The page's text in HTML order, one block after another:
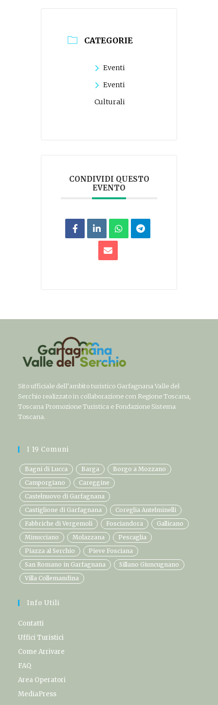
CATEGORIE
Eventi
Eventi
Culturali
CONDIVIDI QUESTO
EVENTO
Sito ufficiale dell’ambito turistico Garfagnana Valle del
Serchio realizzato in collaborazione con Regione Toscana,
Toscana Promozione Turistica e Fondazione Sistema
Toscana.
I 19 Comuni
Bagni di Lucca Barga
Borgo a Mozzano
Camporgiano
Careggine
Castelnuovo di Garfagnana
Castiglione di Garfagnana
Coreglia Antelminelli
Fabbriche di Vergemoli
Fosciandora
Gallicano
Minucciano
Molazzana
Pescaglia
Piazza al Serchio
Pieve Fosciana
San Romano in Garfagnana
Sillano Giuncugnano
Villa Collemandina
Info Utili
Contatti
Uffici Turistici
Come Arrivare
FAQ
Area Operatori
MediaPress